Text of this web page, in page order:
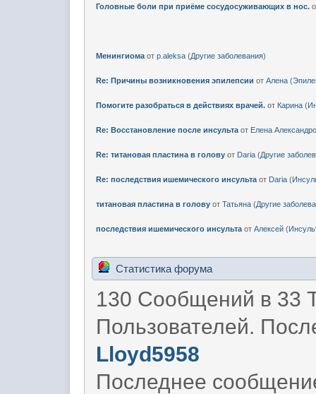
Головные боли при приёме сосудосуживающих в нос.
Менингиомаот p.aleksa(Другие заболевания)
Re: Причины возникновения эпилепсии от Алена(
Помогите разобраться в действиях врачей.от Карина(
Re: Восстановление после инсультаот Елена
Re: титановая пластина в головуот Daria(Другие
Re: последствия ишемического инсультаот Daria(
титановая пластина в головуот Татьяна(Другие
последствия ишемического инсультаот Алексей(
Статистика форума
130 Сообщений в 33
Пользователей.
Lloyd5958
Последнее